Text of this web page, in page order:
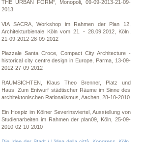
THE URBAN FORM“, Monopoli, 09-09-2013-21-09-
2013
VIA SACRA, Workshop im Rahmen der Plan 12,
Architekturbienale Köln vom 21. - 28.09.2012, Köln,
21-09-2012-28-09-2012
Piazzale Santa Croce, Compact City Architecture -
historical city centre design in Europe, Parma, 13-09-
2012-27-09-2012
RAUMSICHTEN, Klaus Theo Brenner, Platz und
Haus. Zum Entwurf städtischer Räume im Sinne des
architektonischen Rationalismus, Aachen, 28-10-2010
Ein Hospiz im Kölner Severinsviertel, Ausstellung von
Studienarbeiten im Rahmen der plan09, Köln, 25-09-
2010-02-10-2010